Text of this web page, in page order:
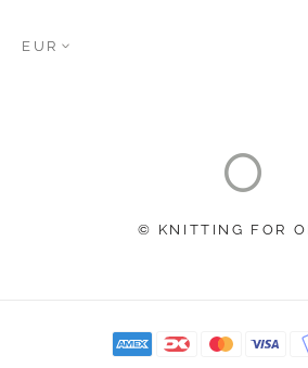
EUR
© KNITTING FOR